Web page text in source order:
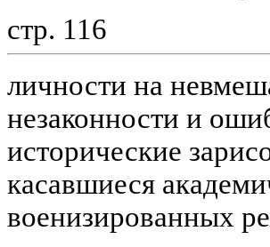
стр. 116
личности на
незаконности и
исторические
касавшиеся
военизированных